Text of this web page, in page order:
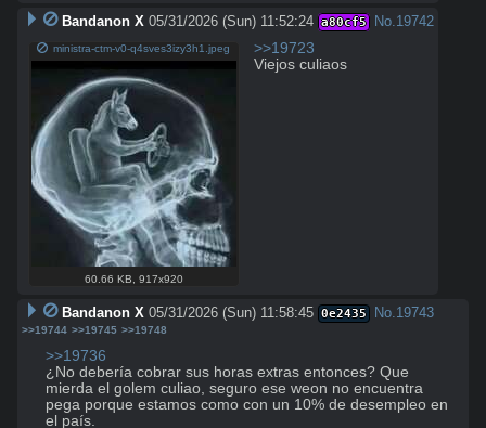
Bandanon X 05/31/2026 (Sun) 11:52:24 a80cf5 No. 19742
ministra-ctm-v0-q4sves3izy3h1.jpeg
60.66 KB ,917x920
>>19723
Viejos culiaos
Bandanon X 05/31/2026 (Sun) 11:58:45 0e2435 No.19743
>>19744 >>19745 >>19748
>>19736
¿No debería cobrar sus horas extras entonces? Que
mierda el golem culiao, seguro ese weon no encuentra
pega porque estamos como con un 10% de desempleo en